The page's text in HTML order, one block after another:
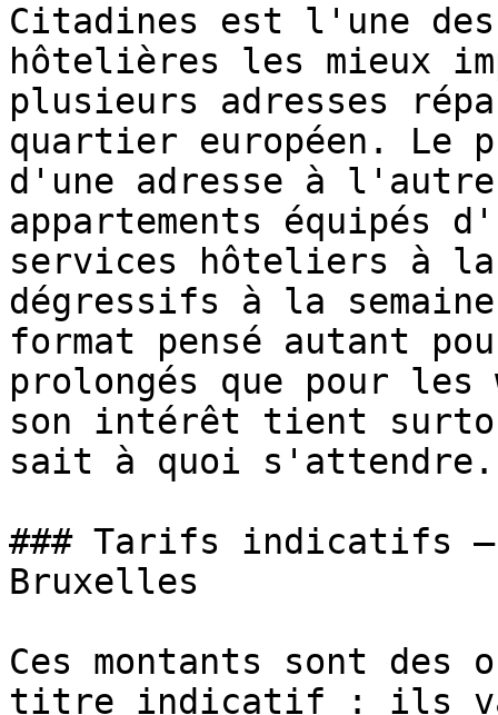
Citadines est l'une des
hôtelières les mieux
plusieurs adresses
quartier européen. Le
d'une adresse à
appartements équipés
services hôteliers à
dégressifs à la
format pensé autant
prolongés que pour
son intérêt tient
sait à quoi s'attendre.
### Tarifs indicatifs
Bruxelles
Ces montants sont des
titre indicatif : ils